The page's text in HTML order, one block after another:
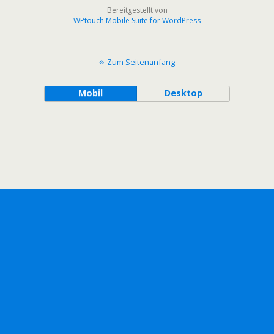
Bereitgestellt von
WPtouch Mobile Suite for WordPress
Zum Seitenanfang
Mobil Desktop